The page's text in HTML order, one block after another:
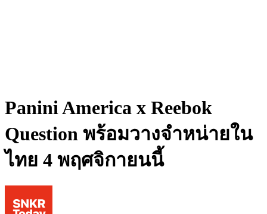
Panini America x Reebok
Question พร้อมวางจำหน่ายใน
ไทย 4 พฤศจิกายนนี้